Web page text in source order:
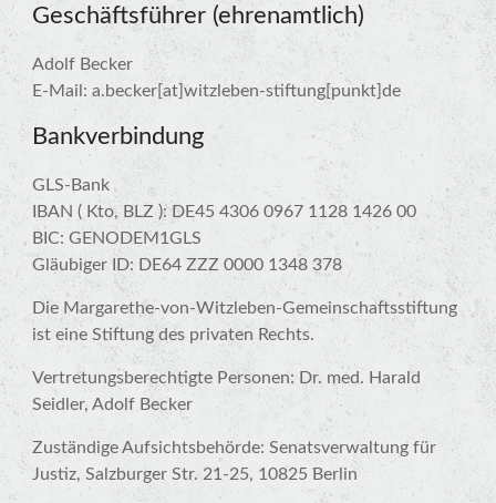
Geschäftsführer (ehrenamtlich)
Adolf Becker
E-Mail: a.becker[at]witzleben-stiftung[punkt]de
Bankverbindung
GLS-Bank
IBAN ( Kto, BLZ ): DE45 4306 0967 1128 1426 00
BIC: GENODEM1GLS
Gläubiger ID: DE64 ZZZ 0000 1348 378
Die Margarethe-von-Witzleben-Gemeinschaftsstiftung
ist eine Stiftung des privaten Rechts.
Vertretungsberechtigte Personen: Dr. med. Harald
Seidler, Adolf Becker
Zuständige Aufsichtsbehörde: Senatsverwaltung für
Justiz, Salzburger Str. 21-25, 10825 Berlin